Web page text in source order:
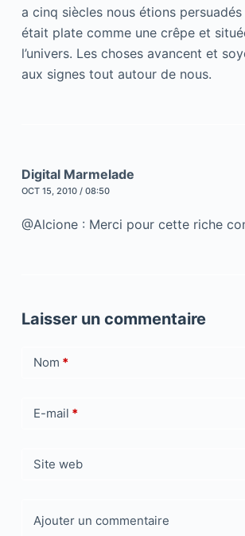
a cinq siècles nous étions
était plate comme une crêpe et
l’univers. Les choses avancent et
aux signes tout autour de nous.
Digital Marmelade
OCT 15, 2010 / 08:50
@Alcione : Merci pour cette riche
Laisser un commentaire
Nom *
E-mail *
Site web
Ajouter un commentaire